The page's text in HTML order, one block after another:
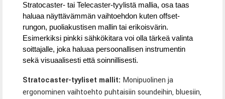
Stratocaster- tai Telecaster-tyylistä mallia, osa taas
haluaa näyttävämmän vaihtoehdon kuten offset-
rungon, puoliakustisen mallin tai erikoisvärin.
Esimerkiksi pinkki sähkökitara voi olla tärkeä valinta
soittajalle, joka haluaa persoonallisen instrumentin
sekä visuaalisesti että soinnillisesti.
Stratocaster-tyyliset mallit: Monipuolinen ja
ergonominen vaihtoehto puhtaisiin soundeihin, bluesiin,